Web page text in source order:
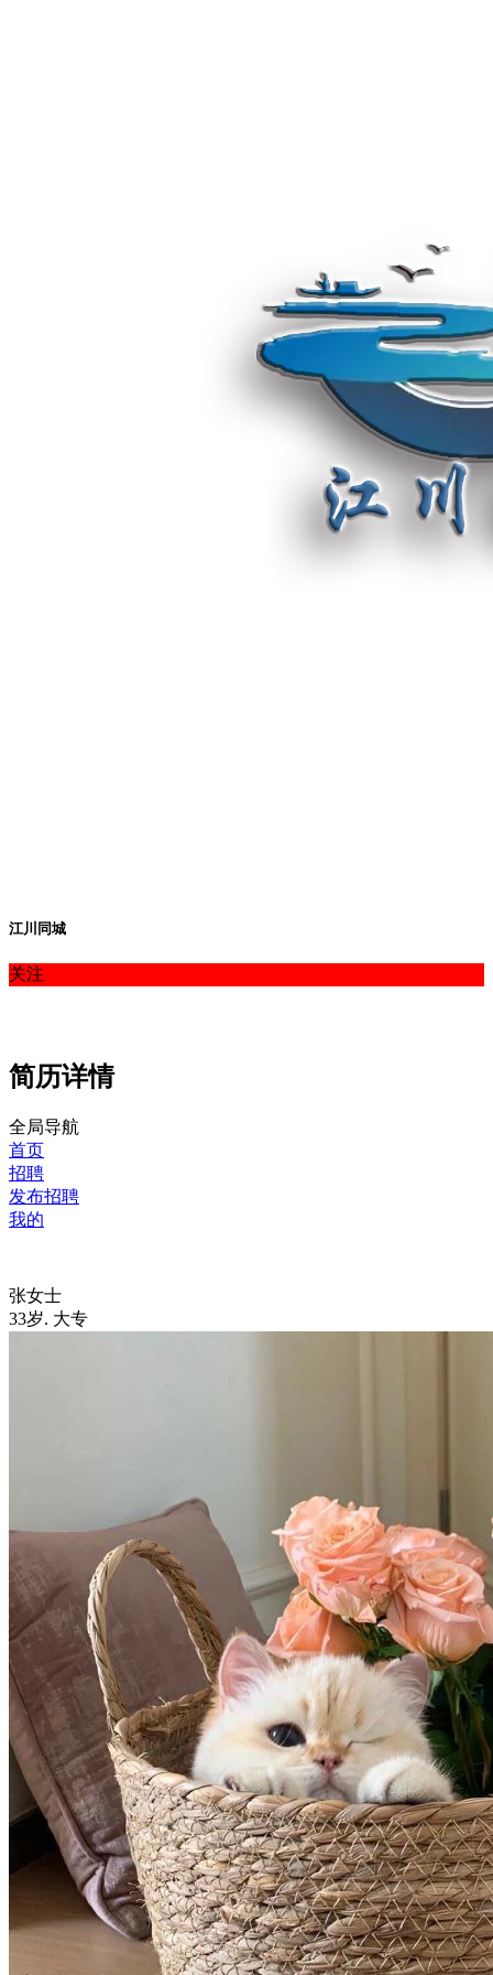
江川同城
关注
简历详情
全局导航
首页
招聘
发布招聘
我的
张女士
33岁. 大专